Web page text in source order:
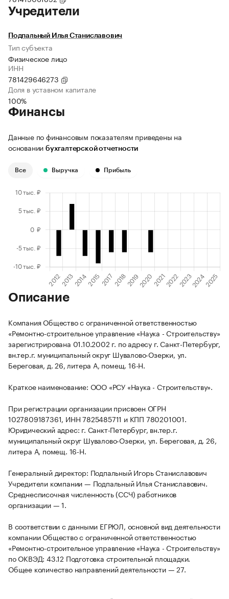
Учредители
Подпальный Илья Станиславович
Тип субъекта
Физическое лицо
ИНН
781429646273
Доля в уставном капитале
100%
Финансы
Данные по финансовым показателям приведены на
основании бухгалтерской отчетности
Все Выручка Прибыль
Описание
Компания Общество с ограниченной ответственностью
«Ремонтно-строительное управление «Наука - Строительству»
зарегистрирована 01.10.2002 г. по адресу г. Санкт-Петербург,
вн.тер.г. муниципальный округ Шувалово-Озерки, ул.
Береговая, д. 26, литера А, помещ. 16-Н.
Краткое наименование: ООО «РСУ «Наука - Строительству».
При регистрации организации присвоен ОГРН
1027809187361, ИНН 7825485711 и КПП 780201001.
Юридический адрес: г. Санкт-Петербург, вн.тер.г.
муниципальный округ Шувалово-Озерки, ул. Береговая, д. 26,
литера А, помещ. 16-Н.
Генеральный директор: Подпальный Игорь Станиславович
Учредители компании — Подпальный Илья Станиславович.
Среднесписочная численность (ССЧ) работников
организации — 1.
В соответствии с данными ЕГРЮЛ, основной вид деятельности
компании Общество с ограниченной ответственностью
«Ремонтно-строительное управление «Наука - Строительству»
по ОКВЭД: 43.12 Подготовка строительной площадки.
Общее количество направлений деятельности — 27.